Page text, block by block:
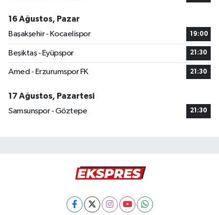
16 Ağustos, Pazar
Başakşehir - Kocaelispor
19:00
Beşiktaş - Eyüpspor 21:30
Amed - Erzurumspor FK 21:30
17 Ağustos, Pazartesi
Samsunspor - Göztepe
21:30